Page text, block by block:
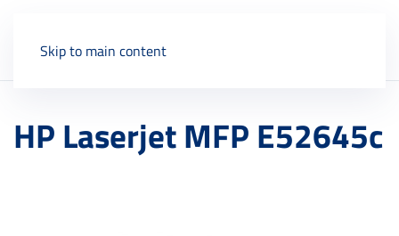
Skip to main content
HP Laserjet MFP E52645c